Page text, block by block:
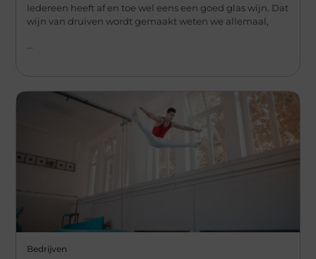
Iedereen heeft af en toe wel eens een goed glas wijn. Dat
wijn van druiven wordt gemaakt weten we allemaal,
Bedrijven